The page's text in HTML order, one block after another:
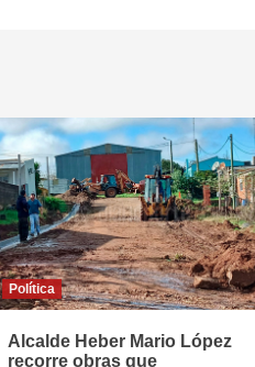
Política
Alcalde Heber Mario López
recorre obras que